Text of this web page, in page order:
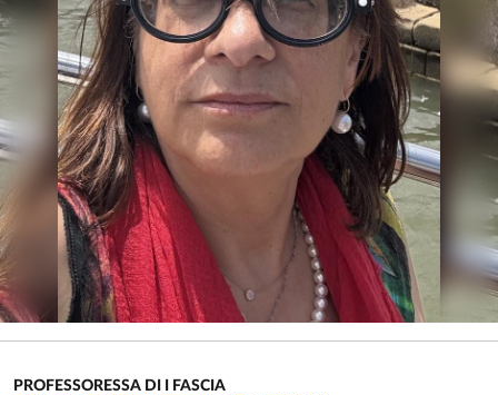
PROFESSORESSA DI I FASCIA